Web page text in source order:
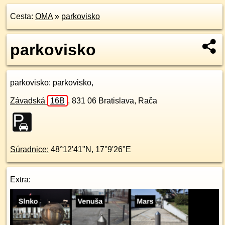
Cesta: OMA» parkovisko
parkovisko
parkovisko: parkovisko,
Závadská 16B , 831 06 Bratislava, Rača
Súradnice: 48°12'41"N , 17°9'26"E
Extra: